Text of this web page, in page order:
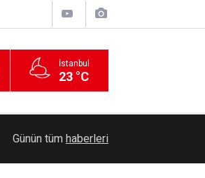
İstanbul
23 °C
Cevdet Yılmaz vekalet
Günün tüm haberleri